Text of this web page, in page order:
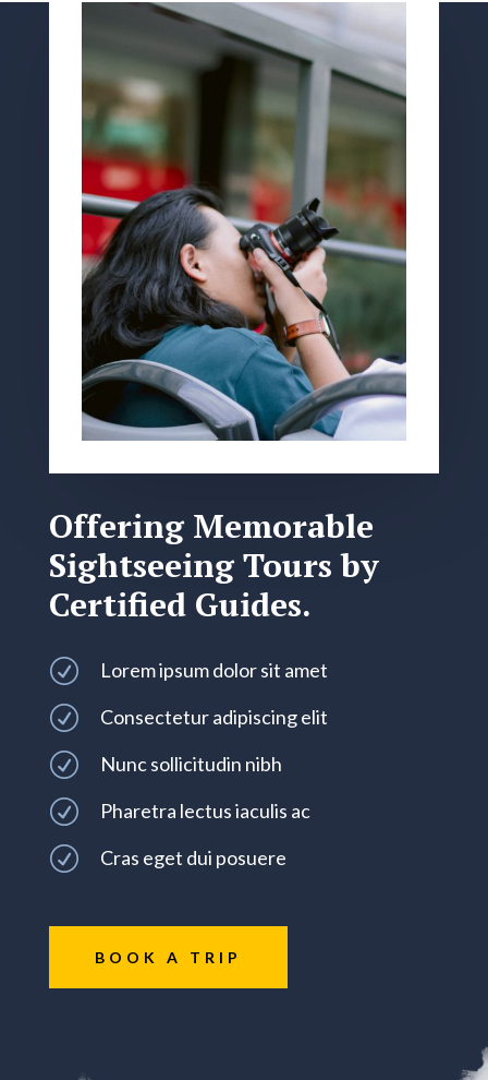
Offering Memorable
Sightseeing Tours by
Certified Guides.
R Lorem ipsum dolor sit amet
R Consectetur adipiscing elit
R Nunc sollicitudin nibh
R Pharetra lectus iaculis ac
R Cras eget dui posuere
BOOK A TRIP